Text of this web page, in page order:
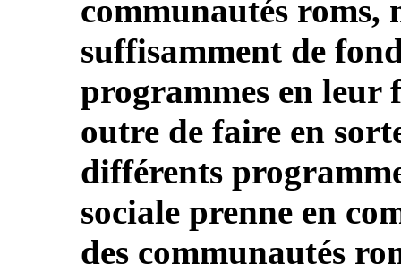
communautés roms,
suffisamment de
programmes en leur
outre de faire en
différents
sociale prenne en
des communautés